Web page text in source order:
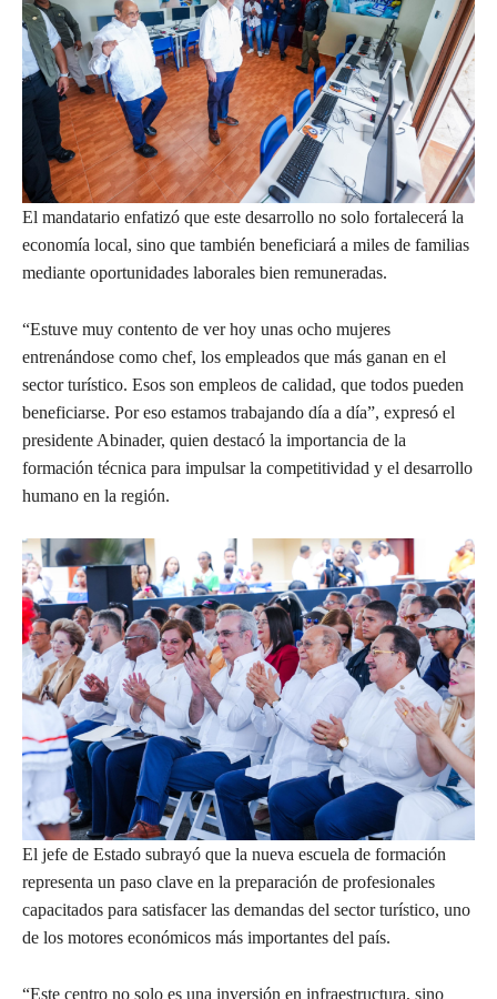
El mandatario enfatizó que este desarrollo no solo fortalecerá la
economía local, sino que también beneficiará a miles de familias
mediante oportunidades laborales bien remuneradas.
“Estuve muy contento de ver hoy unas ocho mujeres
entrenándose como chef, los empleados que más ganan en el
sector turístico. Esos son empleos de calidad, que todos pueden
beneficiarse. Por eso estamos trabajando día a día”, expresó el
presidente Abinader, quien destacó la importancia de la
formación técnica para impulsar la competitividad y el desarrollo
humano en la región.
El jefe de Estado subrayó que la nueva escuela de formación
representa un paso clave en la preparación de profesionales
capacitados para satisfacer las demandas del sector turístico, uno
de los motores económicos más importantes del país.
“Este centro no solo es una inversión en infraestructura, sino